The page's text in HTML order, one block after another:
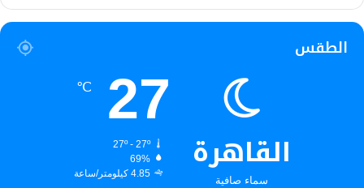
الطقس
القاهرة
سماء صافية
27
℃
27º - 27º
69%
4.85 كيلومتر/ساعة